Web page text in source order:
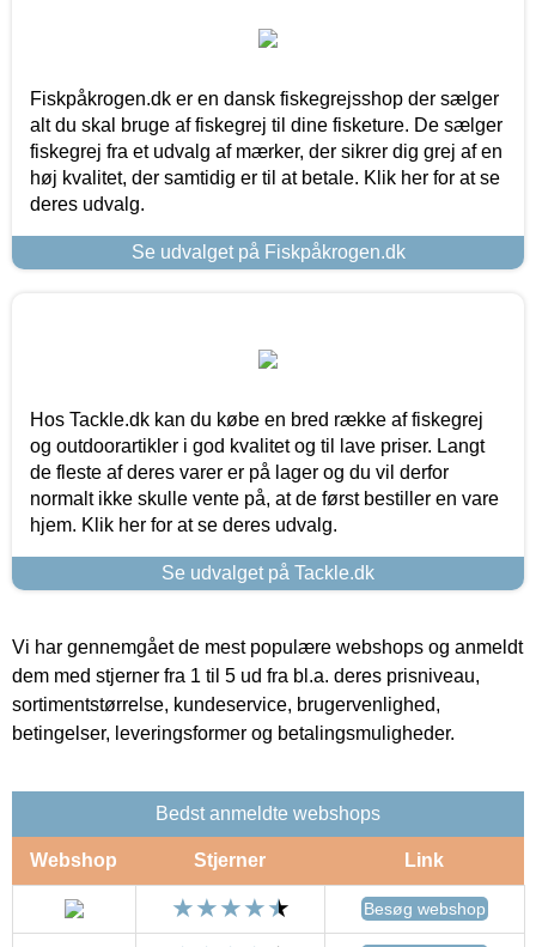
Fiskpåkrogen.dk er en dansk fiskegrejsshop der sælger
alt du skal bruge af fiskegrej til dine fisketure. De sælger
fiskegrej fra et udvalg af mærker, der sikrer dig grej af en
høj kvalitet, der samtidig er til at betale. Klik her for at se
deres udvalg.
Se udvalget på Fiskpåkrogen.dk
Hos Tackle.dk kan du købe en bred række af fiskegrej
og outdoorartikler i god kvalitet og til lave priser. Langt
de fleste af deres varer er på lager og du vil derfor
normalt ikke skulle vente på, at de først bestiller en vare
hjem. Klik her for at se deres udvalg.
Se udvalget på Tackle.dk
Vi har gennemgået de mest populære webshops og anmeldt
dem med stjerner fra 1 til 5 ud fra bl.a. deres prisniveau,
sortimentstørrelse, kundeservice, brugervenlighed,
betingelser, leveringsformer og betalingsmuligheder.
Bedst anmeldte webshops
Webshop Stjerner Link
Besøg webshop